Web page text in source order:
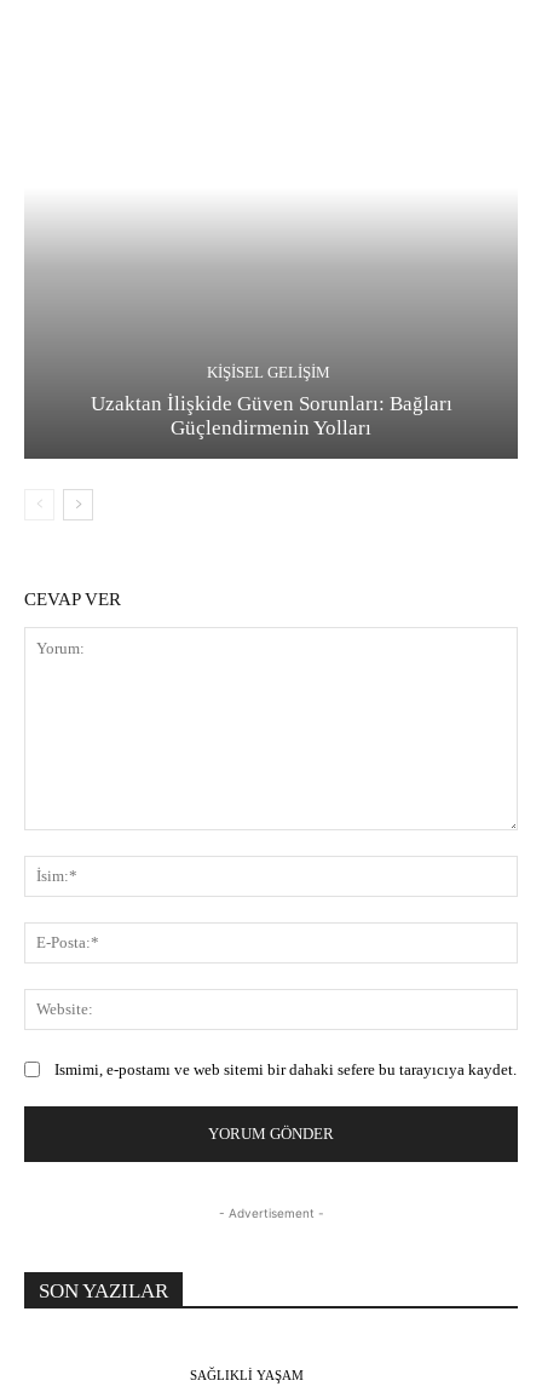
KIŞISEL GELIŞIM
Uzaktan İlişkide Güven Sorunları: Bağları
Güçlendirmenin Yolları
CEVAP VER
Ismimi, e-postamı ve web sitemi bir dahaki sefere bu tarayıcıya kaydet.
- Advertisement -
SON YAZILAR
SAĞLIKLI YAŞAM